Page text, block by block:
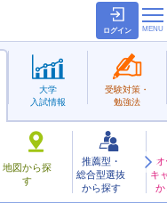
ログイン
地図から探
す
推薦型・
総合型選抜
から探す
キ
か
大学
入試情報
受験対策・
勉強法
お気に入り